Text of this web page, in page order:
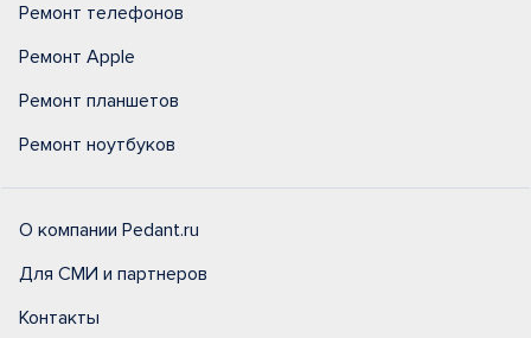
Ремонт телефонов
Ремонт Apple
Ремонт планшетов
Ремонт ноутбуков
О компании Pedant.ru
Для СМИ и партнеров
Контакты